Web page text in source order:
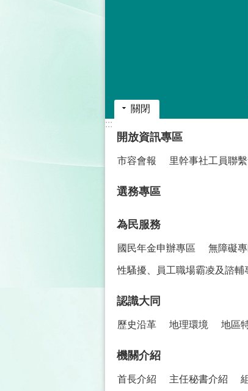
關閉
:::
開放資訊專區
市容會報 里幹事社工員聯
選務專區
為民服務
國民年金申辦專區 無障礙
性騷擾、員工職場霸凌及諮輔
認識大同
歷史沿革 地理環境 地區
機關介紹
首長介紹 主任秘書介紹